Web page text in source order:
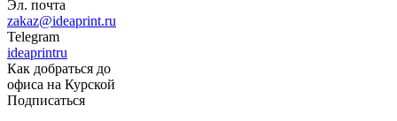
Эл. почта
zakaz@ideaprint.ru
Telegram
ideaprintru
Как добраться до
офиса на Курской
Подписаться